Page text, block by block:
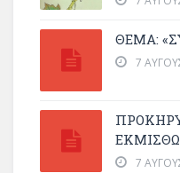
ΘΕΜΑ:
7
7